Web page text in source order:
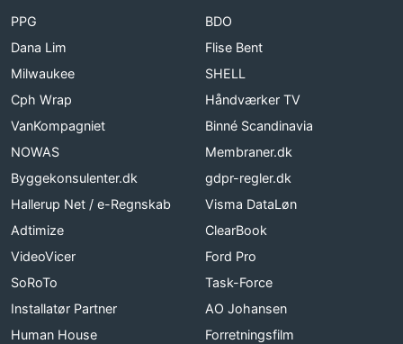
PPG
BDO
Dana Lim
Flise Bent
Milwaukee
SHELL
Cph Wrap
Håndværker TV
VanKompagniet
Binné Scandinavia
NOWAS
Membraner.dk
Byggekonsulenter.dk
gdpr-regler.dk
Hallerup Net / e-Regnskab
Visma DataLøn
Adtimize
ClearBook
VideoVicer
Ford Pro
SoRoTo
Task-Force
Installatør Partner
AO Johansen
Human House
Forretningsfilm